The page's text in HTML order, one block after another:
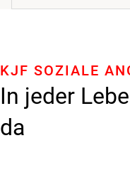
In jeder
da
KJF SOZIALE